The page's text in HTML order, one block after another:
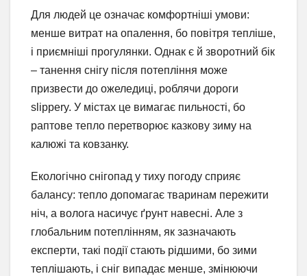
Для людей це означає комфортніші умови:
менше витрат на опалення, бо повітря тепліше,
і приємніші прогулянки. Однак є й зворотний бік
– танення снігу після потепління може
призвести до ожеледиці, роблячи дороги
slippery. У містах це вимагає пильності, бо
раптове тепло перетворює казкову зиму на
калюжі та ковзанку.
Екологічно снігопад у тиху погоду сприяє
балансу: тепло допомагає тваринам пережити
ніч, а волога насичує ґрунт навесні. Але з
глобальним потеплінням, як зазначають
експерти, такі події стають рідшими, бо зими
теплішають, і сніг випадає менше, змінюючи